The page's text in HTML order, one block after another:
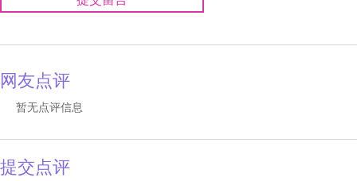
网友点评
暂无点评信息
提交点评